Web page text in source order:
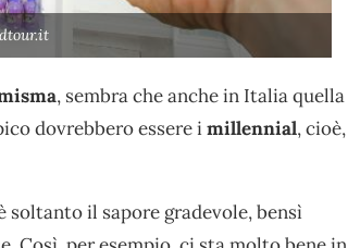
, sembra che anche in Italia quella
dovrebbero essere imillennial, cioè,
soltanto il sapore gradevole, bensì